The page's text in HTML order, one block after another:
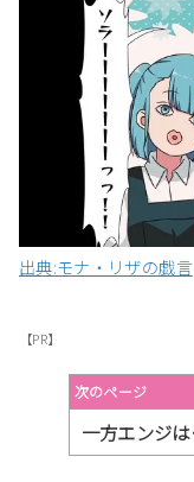
出典:モナ・リザの戯言
【PR】
次のページ
一方エンジ